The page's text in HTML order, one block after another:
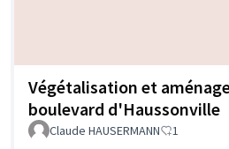
Végétalisation et
boulevard d'Haussonville
Claude HAUSERMANN 1